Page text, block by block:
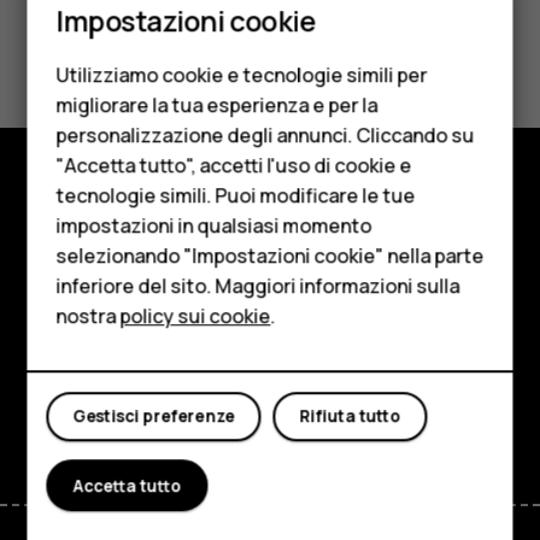
Cellulari
Telefoni per anziani
Accessori
HMD Terra M
Per le imprese
Tablet
Negozio
Il mio account
Ti è stato d'aiuto?
Sì No
Negozio
Informazioni su
Planet and people
Assistenza
FacebookInstagram
TiktokYoutubeLinkedinDiscord
Impostazioni cookie
Utilizziamo cookie e tecnologie simili per
migliorare la tua esperienza e per la
personalizzazione degli annunci. Cliccando su
"Accetta tutto", accetti l'uso di cookie e
tecnologie simili. Puoi modificare le tue
impostazioni in qualsiasi momento
selezionando "Impostazioni cookie" nella parte
inferiore del sito. Maggiori informazioni sulla
nostrapolicy sui cookie.
Rifiuta tutto
Gestisci preferenze
Accetta tutto